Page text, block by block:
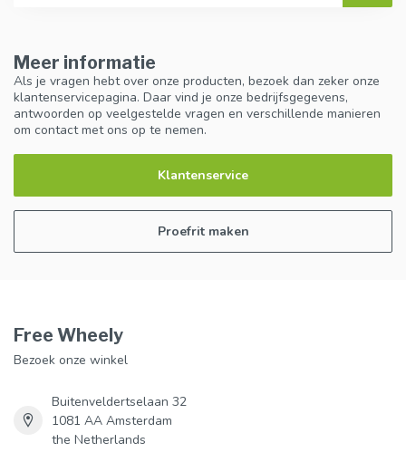
Meer informatie
Als je vragen hebt over onze producten, bezoek dan zeker onze
klantenservicepagina. Daar vind je onze bedrijfsgegevens,
antwoorden op veelgestelde vragen en verschillende manieren
om contact met ons op te nemen.
Klantenservice
Proefrit maken
Free Wheely
Bezoek onze winkel
Buitenveldertselaan 32
1081 AA Amsterdam
the Netherlands